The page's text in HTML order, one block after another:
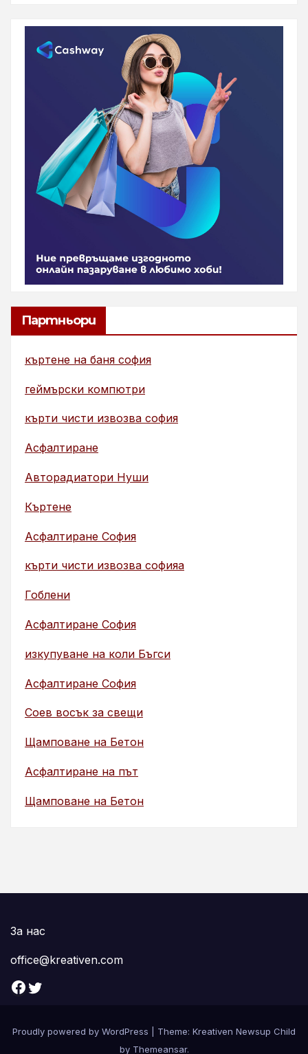
Партньори
къртене на баня софия
геймърски компютри
кърти чисти извозва софия
Асфалтиране
Авторадиатори Нуши
Къртене
Асфалтиране София
кърти чисти извозва софияа
Гоблени
Асфалтиране София
изкупуване на коли Бъгси
Асфалтиране София
Соев восък за свещи
Щамповане на Бетон
Асфалтиране на път
Щамповане на Бетон
За нас
office@kreativen.com
Facebook Twitter
Proudly powered by WordPress
Theme: Kreativen Newsup Child
by Themeansar.